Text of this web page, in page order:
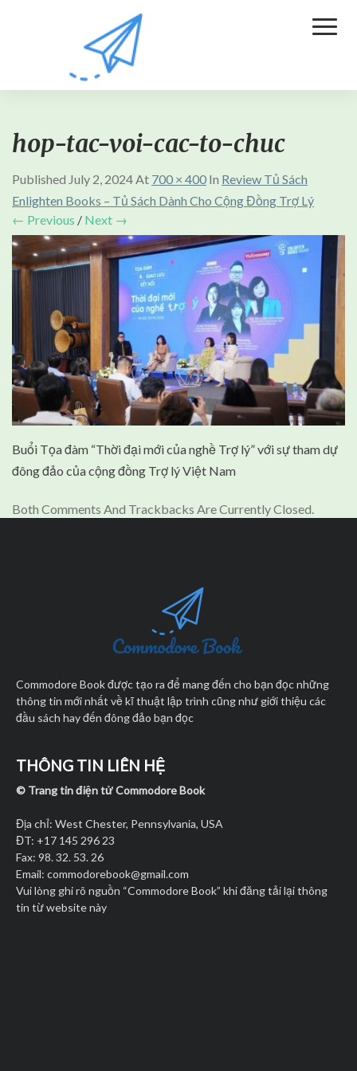
hop-tac-voi-cac-to-chuc
Published July 2, 2024At 700 × 400 In Review Tủ Sách
Enlighten Books – Tủ Sách Dành Cho Cộng Đồng Trợ Lý
← Previous / Next →
Buổi Tọa đàm “Thời đại mới của nghề Trợ lý” với sự tham dự
đông đảo của cộng đồng Trợ lý Việt Nam
Both Comments And Trackbacks Are Currently Closed.
Commodore Book được tạo ra để mang đến cho bạn đọc những
thông tin mới nhất về kĩ thuật lập trình cũng như giới thiệu các
đầu sách hay đến đông đảo bạn đọc
THÔNG TIN LIÊN HỆ
© Trang tin điện tử Commodore Book
Địa chỉ: West Chester, Pennsylvania, USA
ĐT: +17 145 296 23
Fax: 98. 32. 53. 26
Email: commodorebook@gmail.com
Vui lòng ghi rõ nguồn “Commodore Book” khi đăng tải lại thông
tin từ website này